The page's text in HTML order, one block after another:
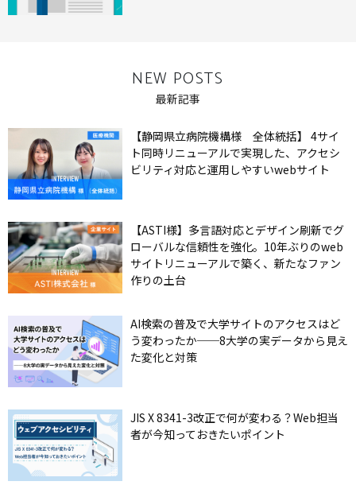
NEW POSTS
最新記事
【静岡県立病院機構様 全体統括】 4サイ
ト同時リニューアルで実現した、アクセシ
ビリティ対応と運用しやすいwebサイト
【ASTI様】多言語対応とデザイン刷新でグ
ローバルな信頼性を強化。10年ぶりのweb
サイトリニューアルで築く、新たなファン
作りの土台
AI検索の普及で大学サイトのアクセスはど
う変わったか──8大学の実データから見え
た変化と対策
JIS X 8341-3改正で何が変わる？Web担当
者が今知っておきたいポイント